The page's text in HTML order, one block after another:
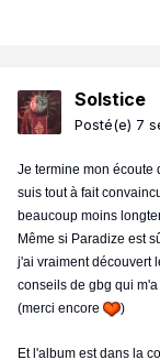
Solstice
Posté(e) 7
Je termine mon écoute
suis tout à fait
beaucoup moins
Même si Paradize est
j'ai vraiment découvert
conseils de gbg qui
(merci encore
)
Et l'album est dans la